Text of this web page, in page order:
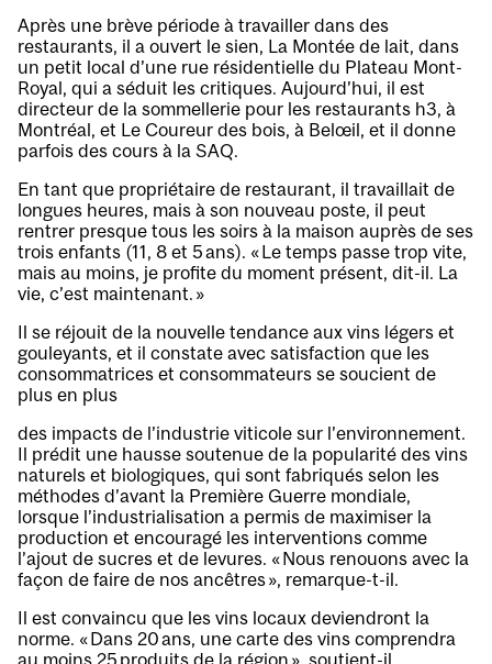
Après une brève période à travailler dans des
restaurants, il a ouvert le sien, La Montée de lait, dans
un petit local d’une rue résidentielle du Plateau Mont-
Royal, qui a séduit les critiques. Aujourd’hui, il est
directeur de la sommellerie pour les restaurants h3, à
Montréal, et Le Coureur des bois, à Belœil, et il donne
parfois des cours à la SAQ.
En tant que propriétaire de restaurant, il travaillait de
longues heures, mais à son nouveau poste, il peut
rentrer presque tous les soirs à la maison auprès de ses
trois enfants (11, 8 et 5 ans). « Le temps passe trop vite,
mais au moins, je profite du moment présent, dit-il. La
vie, c’est maintenant. »
Il se réjouit de la nouvelle tendance aux vins légers et
gouleyants, et il constate avec satisfaction que les
consommatrices et consommateurs se soucient de
plus en plus
des impacts de l’industrie viticole sur l’environnement.
Il prédit une hausse soutenue de la popularité des vins
naturels et biologiques, qui sont fabriqués selon les
méthodes d’avant la Première Guerre mondiale,
lorsque l’industrialisation a permis de maximiser la
production et encouragé les interventions comme
l’ajout de sucres et de levures. « Nous renouons avec la
façon de faire de nos ancêtres », remarque-t-il.
Il est convaincu que les vins locaux deviendront la
norme. « Dans 20 ans, une carte des vins comprendra